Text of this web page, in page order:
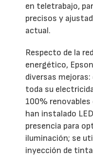
en teletrabajo,
precisos y
actual.
Respecto de la
energético,
diversas
toda su
100% renovables
han instalado
presencia para
iluminación; se
inyección de